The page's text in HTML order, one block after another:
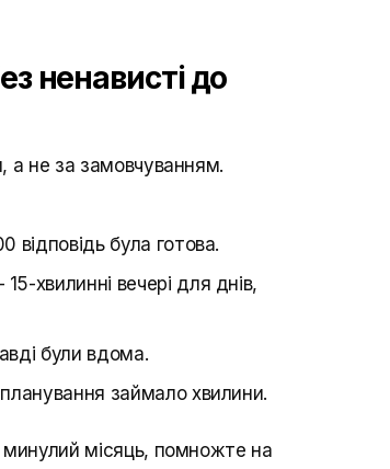
ненависті до
не за замовчуванням.
відповідь була готова.
хвилинні вечері для днів,
були вдома.
займало хвилини.
місяць, помножте на